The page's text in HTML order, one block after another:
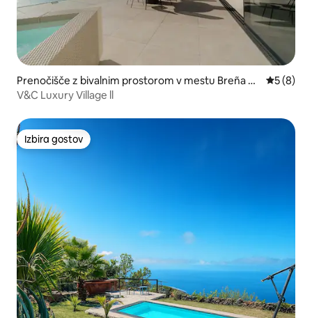
Prenočišče z bivalnim prostorom v mestu Breña Ba
ja
5 (8)
V&C Luxury Village ll
Izbira gostov
Izbira gostov